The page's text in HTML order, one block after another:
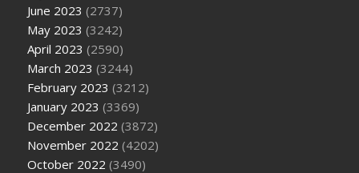
June 2023 (2737)
May 2023 (3242)
April 2023 (2590)
March 2023 (3244)
February 2023 (3212)
January 2023 (3369)
December 2022 (3872)
November 2022 (4202)
October 2022 (3490)